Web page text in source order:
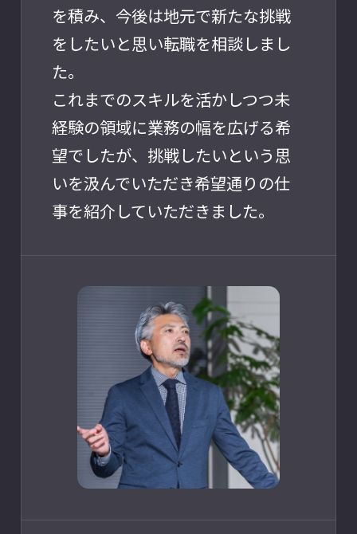
を積み、今後は地元で新たな挑戦
をしたいと思い転職を相談しまし
た。
これまでのスキルを活かしつつ未
経験の領域に業務の幅を広げる希
望でしたが、挑戦したいという思
いを汲んでいただき希望通りの仕
事を紹介していただきました。